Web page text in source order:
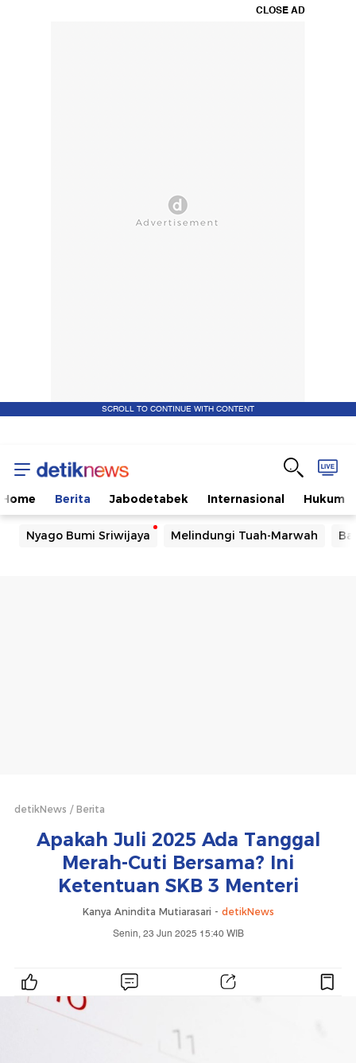
CLOSE AD
SCROLL TO CONTINUE WITH CONTENT
Home Berita Jabodetabek Internasional Hukum
Nyago Bumi Sriwijaya Melindungi Tuah-Marwah
detikNews Berita
Apakah Juli 2025 Ada Tanggal
Merah-Cuti Bersama? Ini
Ketentuan SKB 3 Menteri
Kanya Anindita Mutiarasari - detikNews
Senin, 23 Jun 2025 15:40 WIB